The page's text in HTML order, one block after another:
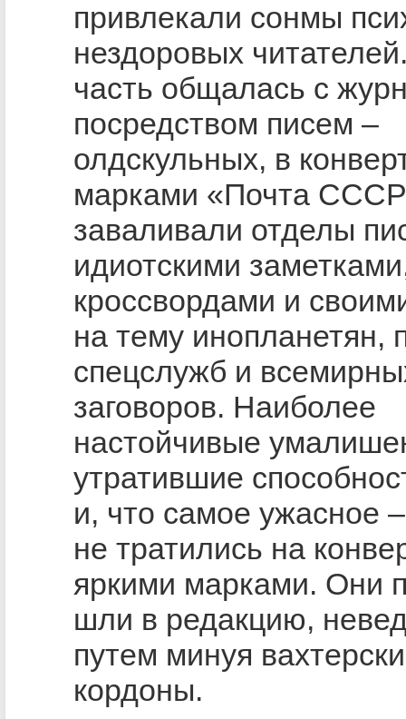
привлекали сонмы
нездоровых
часть общалась с
посредством писем –
олдскульных, в
марками «Почта
заваливали отделы
идиотскими
кроссвордами и
на тему инопланетян,
спецслужб и
заговоров. Наиболее
настойчивые
утратившие
и, что самое ужасное
не тратились на
яркими марками. Они
шли в редакцию,
путем минуя
кордоны.